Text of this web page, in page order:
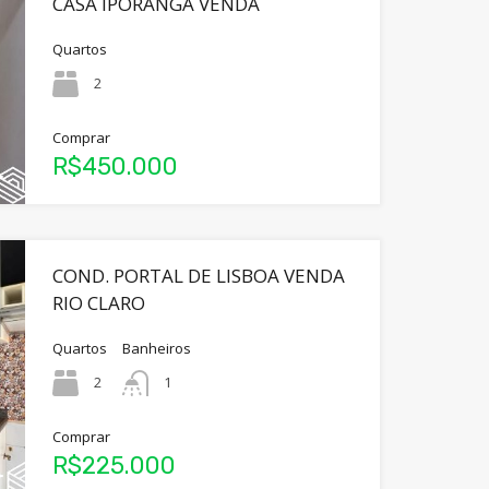
Quartos
2
Comprar
R$450.000
COND. PORTAL DE LISBOA VENDA
RIO CLARO
Quartos
2
Banheiros
1
Comprar
R$225.000